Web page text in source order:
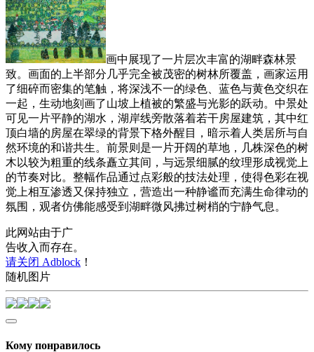
画中展现了一片层次丰富的湖畔森林景
致。画面的上半部分几乎完全被茂密的树林所覆盖，画家运用
了细碎而密集的笔触，将深浅不一的绿色、蓝色与黄色交织在
一起，生动地刻画了山坡上植被的繁盛与光影的跃动。中景处
可见一片平静的湖水，湖岸线旁散落着若干房屋建筑，其中红
顶白墙的房屋在翠绿的背景下格外醒目，暗示着人类居所与自
然环境的和谐共生。前景则是一片开阔的草地，几株深色的树
木以较为粗重的线条矗立其间，与远景细腻的纹理形成视觉上
的节奏对比。整幅作品通过点彩般的技法处理，使得色彩在视
觉上相互渗透又保持独立，营造出一种静谧而充满生命律动的
氛围，观者仿佛能感受到湖畔微风拂过树梢的宁静气息。
此网站由于广
告收入而存在。
请关闭 Adblock ！
随机图片
Кому понравилось